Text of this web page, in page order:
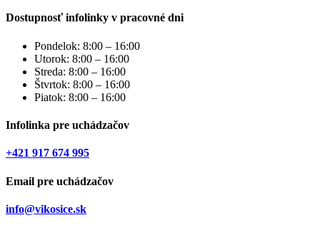
Dostupnosť infolinky v pracovné dni
Pondelok: 8:00 – 16:00
Utorok: 8:00 – 16:00
Streda: 8:00 – 16:00
Štvrtok: 8:00 – 16:00
Piatok: 8:00 – 16:00
Infolinka pre uchádzačov
+421 917 674 995
Email pre uchádzačov
info@vikosice.sk